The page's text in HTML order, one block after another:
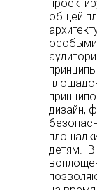
общей
особыми
дизайн,
детям.